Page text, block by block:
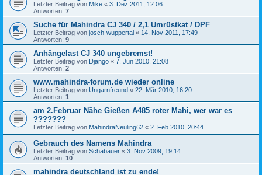
Letzter Beitrag von Mike « 3. Dez 2011, 12:06
Antworten: 7
Suche für Mahindra CJ 340 / 2,1 Umrüstkat / DPF
Letzter Beitrag von josch-wuppertal « 14. Nov 2011, 17:49
Antworten: 9
Anhängelast CJ 340 ungebremst!
Letzter Beitrag von Django « 7. Jun 2010, 21:08
Antworten: 2
www.mahindra-forum.de wieder online
Letzter Beitrag von Ungarnfreund « 22. Mär 2010, 16:20
Antworten: 1
am 2.Februar Nähe Gießen A485 roter Mahi, wer war es
???????
Letzter Beitrag von MahindraNeuling62 « 2. Feb 2010, 20:44
Gebrauch des Namens Mahindra
Letzter Beitrag von Schabauer « 3. Nov 2009, 19:14
Antworten: 10
mahindra deutschland ist zu ende!